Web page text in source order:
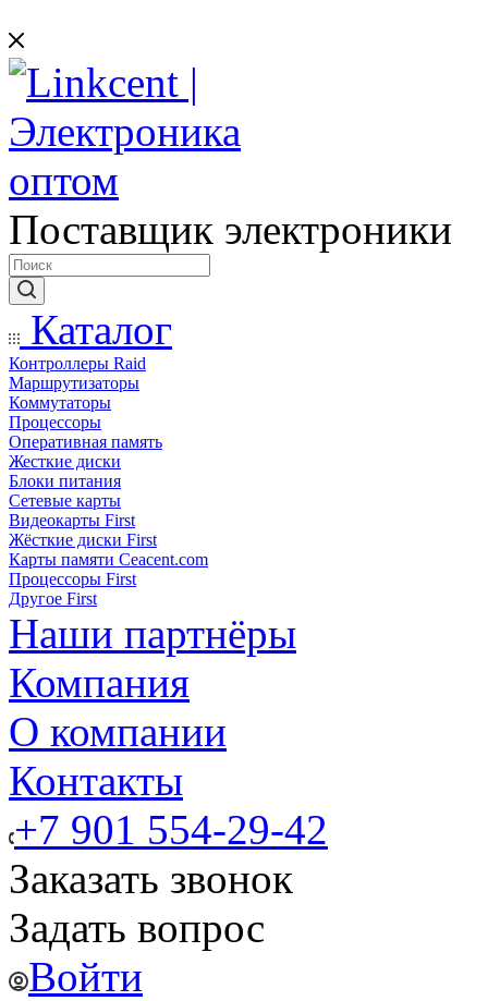
Поставщик электроники
Каталог
Контроллеры Raid
Маршрутизаторы
Коммутаторы
Процессоры
Оперативная память
Жесткие диски
Блоки питания
Сетевые карты
Видеокарты First
Жёсткие диски First
Карты памяти Ceacent.com
Процессоры First
Другое First
Наши партнёры
Компания
О компании
Контакты
+7 901 554-29-42
Заказать звонок
Задать вопрос
Войти